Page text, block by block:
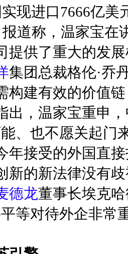
现进口7666亿美
道称，温家宝
提供了重大的发
集团总裁格伦·乔
构建有效的价值
出，温家宝重申
、也不愿关起门
年接受的外国直
新的新法律没有
德龙董事长埃克
等对待外企非常